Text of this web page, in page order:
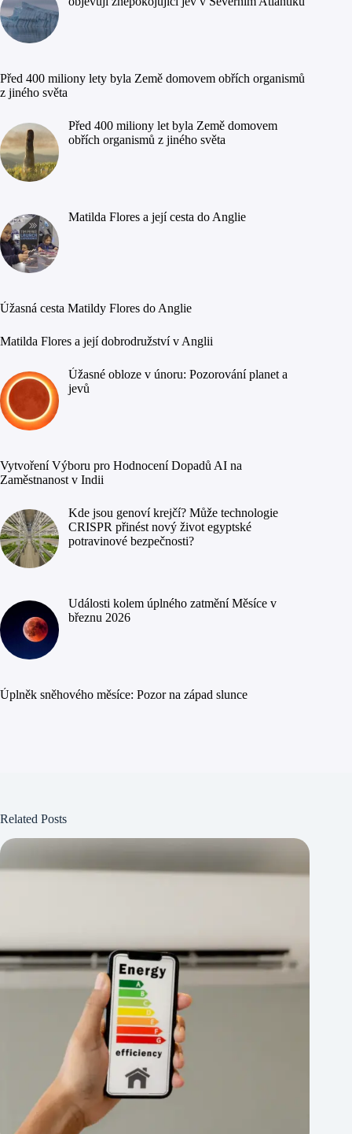
Před 400 miliony lety byla Země domovem obřích organismů
z jiného světa
Před 400 miliony let byla Země domovem
obřích organismů z jiného světa
Matilda Flores a její cesta do Anglie
Úžasná cesta Matildy Flores do Anglie
Matilda Flores a její dobrodružství v Anglii
Úžasné obloze v únoru: Pozorování planet a
jevů
Vytvoření Výboru pro Hodnocení Dopadů AI na
Zaměstnanost v Indii
Kde jsou genoví krejčí? Může technologie
CRISPR přinést nový život egyptské
potravinové bezpečnosti?
Události kolem úplného zatmění Měsíce v
březnu 2026
Úplněk sněhového měsíce: Pozor na západ slunce
Related Posts